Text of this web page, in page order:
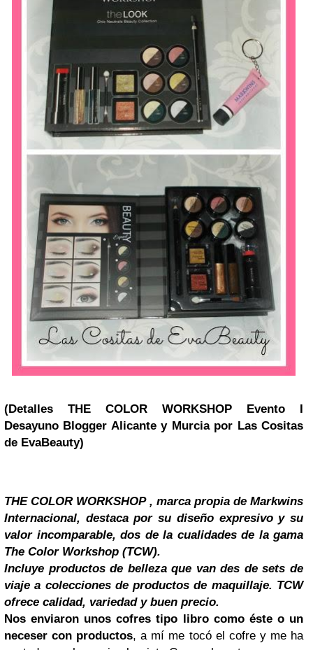
(Detalles THE COLOR WORKSHOP Evento I
Desayuno Blogger Alicante y Murcia por Las Cositas
de EvaBeauty)
THE COLOR WORKSHOP , marca propia de Markwins
Internacional, destaca por su diseño expresivo y su
valor incomparable, dos de la cualidades de la gama
The Color Workshop (TCW).
Incluye productos de belleza que van des de sets de
viaje a colecciones de productos de maquillaje. TCW
ofrece calidad, variedad y buen precio.
Nos enviaron unos cofres tipo libro como éste o un
neceser con productos, a mí me tocó el cofre y me ha